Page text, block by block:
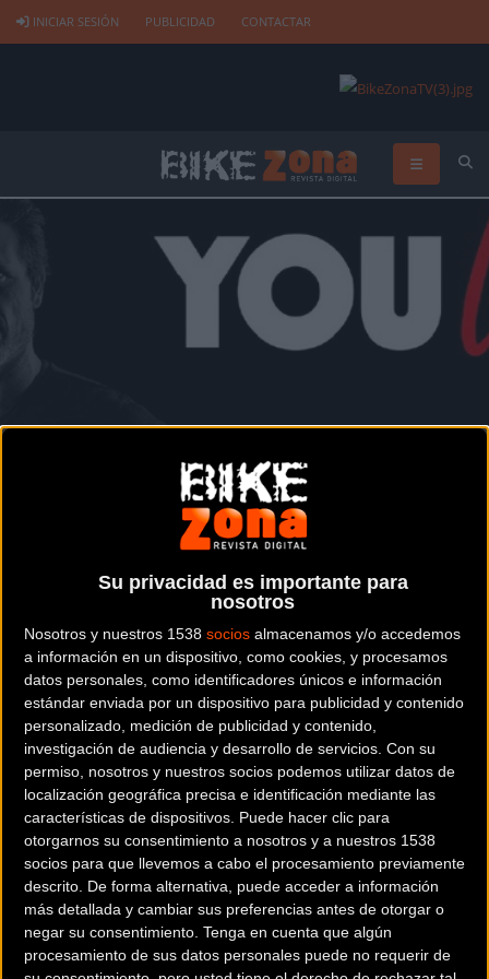
Su privacidad es importante para
nosotros
Nosotros y nuestros 1538 socios almacenamos y/o accedemos
a información en un dispositivo, como cookies, y procesamos
datos personales, como identificadores únicos e información
estándar enviada por un dispositivo para publicidad y contenido
personalizado, medición de publicidad y contenido,
investigación de audiencia y desarrollo de servicios. Con su
permiso, nosotros y nuestros socios podemos utilizar datos de
localización geográfica precisa e identificación mediante las
características de dispositivos. Puede hacer clic para
otorgarnos su consentimiento a nosotros y a nuestros 1538
socios para que llevemos a cabo el procesamiento previamente
descrito. De forma alternativa, puede acceder a información
más detallada y cambiar sus preferencias antes de otorgar o
negar su consentimiento. Tenga en cuenta que algún
procesamiento de sus datos personales puede no requerir de
INICIAR SESIÓN PUBLICIDAD CONTACTAR
Conferencia de Rafa Alkorta: Crea tu
marca personal como deportista
Noticia deciclismo publicada ellunes, 27 de febrero de
2017a las 09:23hen la sección deMaterial
Hoy lunes 27 de febrero a las 19:30 Rafa Alkorta Martinez,
socio de Dragoon, participará en La Nave de YOU Live y nos
dará su punto de vista sobre la relevancia de la marca